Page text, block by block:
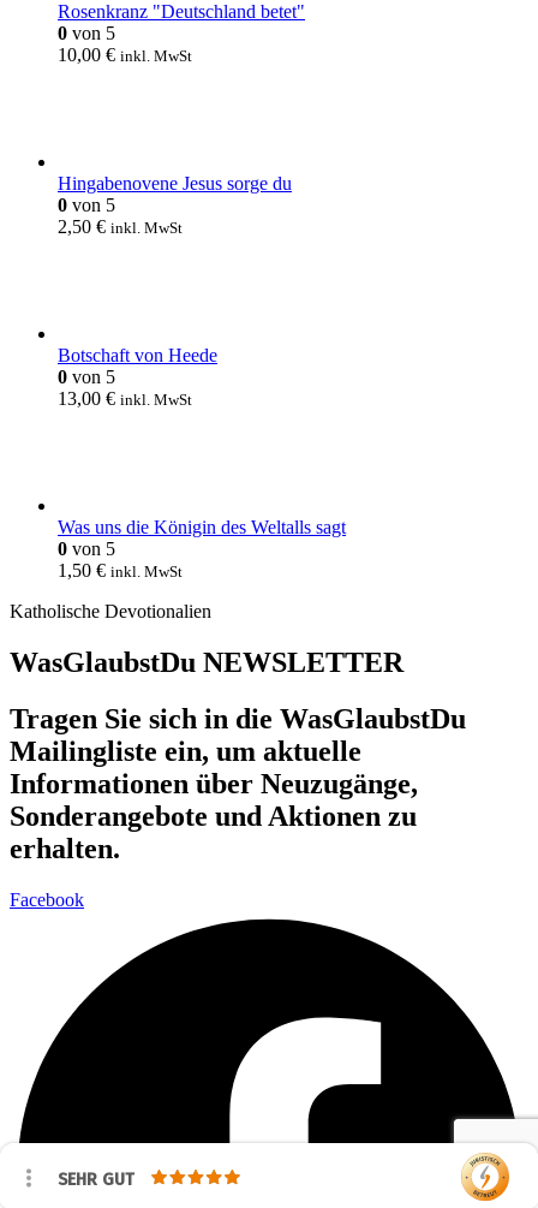
Rosenkranz "Deutschland betet"
0 von 5
10,00 € inkl. MwSt
Hingabenovene Jesus sorge du
0 von 5
2,50 € inkl. MwSt
Botschaft von Heede
0 von 5
13,00 € inkl. MwSt
Was uns die Königin des Weltalls sagt
0 von 5
1,50 € inkl. MwSt
Katholische Devotionalien
WasGlaubstDu NEWSLETTER
Tragen Sie sich in die WasGlaubstDu
Mailingliste ein, um aktuelle
Informationen über Neuzugänge,
Sonderangebote und Aktionen zu
erhalten.
Facebook
SEHR GUT